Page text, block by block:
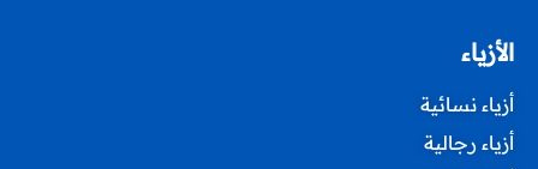
الأزياء
أزياء نسائية
أزياء رجالية